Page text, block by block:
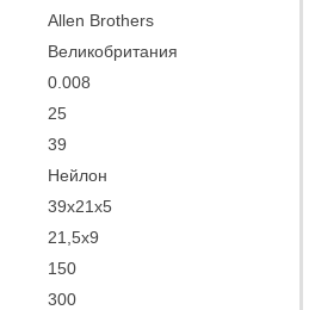
Allen Brothers
Великобритания
0.008
25
39
Нейлон
39x21x5
21,5x9
150
300